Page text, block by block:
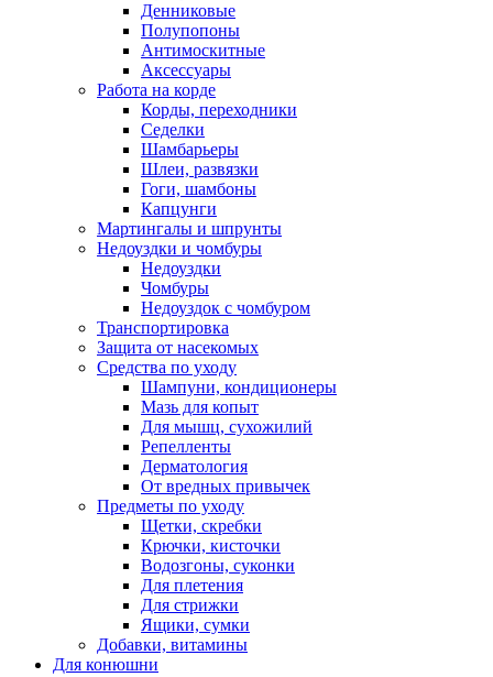
Денниковые
Полупопоны
Антимоскитные
Аксессуары
Работа на корде
Корды, переходники
Седелки
Шамбарьеры
Шлеи, развязки
Гоги, шамбоны
Капцунги
Мартингалы и шпрунты
Недоуздки и чомбуры
Недоуздки
Чомбуры
Недоуздок с чомбуром
Транспортировка
Защита от насекомых
Средства по уходу
Шампуни, кондиционеры
Мазь для копыт
Для мышц, сухожилий
Репелленты
Дерматология
От вредных привычек
Предметы по уходу
Щетки, скребки
Крючки, кисточки
Водозгоны, суконки
Для плетения
Для стрижки
Ящики, сумки
Добавки, витамины
Для конюшни